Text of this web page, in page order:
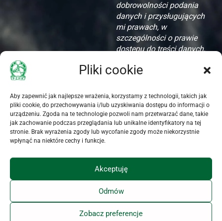
Pliki cookie
Aby zapewnić jak najlepsze wrażenia, korzystamy z technologii, takich jak
pliki cookie, do przechowywania i/lub uzyskiwania dostępu do informacji o
urządzeniu. Zgoda na te technologie pozwoli nam przetwarzać dane, takie
jak zachowanie podczas przeglądania lub unikalne identyfikatory na tej
stronie. Brak wyrażenia zgody lub wycofanie zgody może niekorzystnie
wpłynąć na niektóre cechy i funkcje.
Akceptuję
Odmów
Zobacz preferencje
dobrowolności podania
danych i przysługujących
mi prawach, w
szczególności o prawie
dostępu do treści danych,
zapomnienia.
Akceptuję zamieszczone
oświadczenie dotyczące
przetwarzania danych
osobowych
KALENDARZ IMPREZ BAZA KONI
POLITYKA PRYWATNOŚCI
INFORMACJA PRAWNA